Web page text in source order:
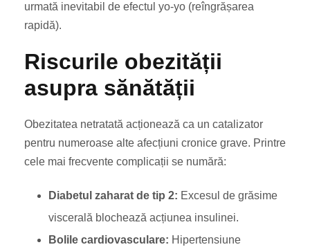
urmată inevitabil de efectul yo-yo (reîngrășarea
rapidă).
Riscurile obezității
asupra sănătății
Obezitatea netratată acționează ca un catalizator
pentru numeroase alte afecțiuni cronice grave. Printre
cele mai frecvente complicații se numără:
Diabetul zaharat de tip 2: Excesul de grăsime
viscerală blochează acțiunea insulinei.
Bolile cardiovasculare: Hipertensiune